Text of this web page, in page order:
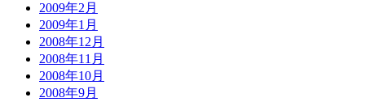
2009年2月
2009年1月
2008年12月
2008年11月
2008年10月
2008年9月